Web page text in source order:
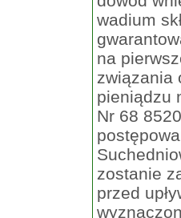
wadium
na
związania
pieniądzu
Nr 68
zostanie
przed